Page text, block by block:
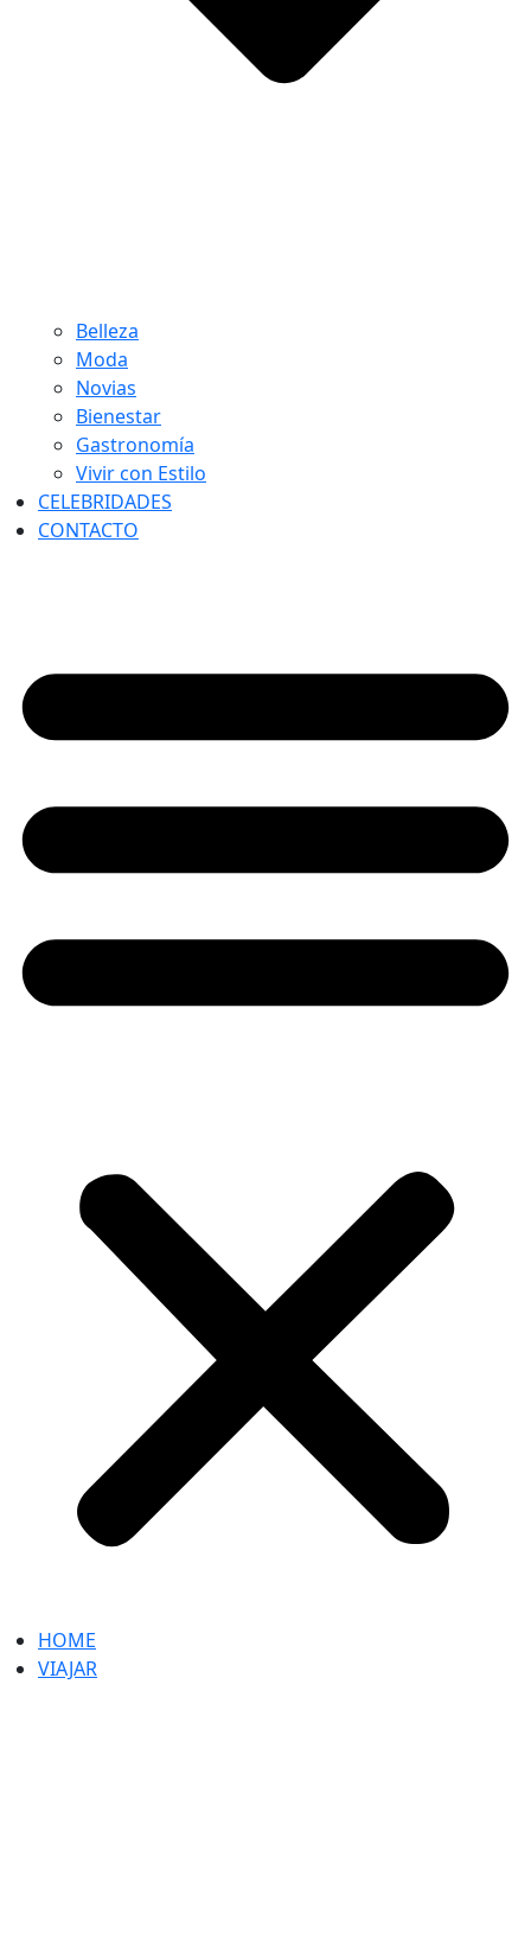
Belleza
Moda
Novias
Bienestar
Gastronomía
Vivir con Estilo
CELEBRIDADES
CONTACTO
HOME
VIAJAR